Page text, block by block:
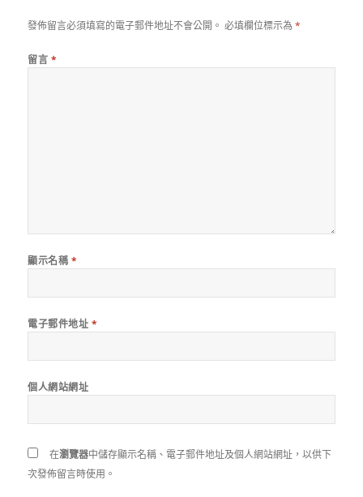
發佈留言必須填寫的電子郵件地址不會公開。 必填欄位標示為*
留言 *
顯示名稱 *
電子郵件地址 *
個人網站網址
在瀏覽器中儲存顯示名稱、電子郵件地址及個人網站網址，以供下
次發佈留言時使用。